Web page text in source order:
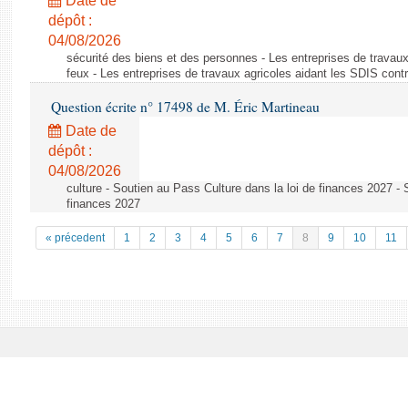
dépôt :
04/08/2026
sécurité des biens et des personnes - Les entreprises de
feux - Les entreprises de travaux agricoles aidant les SDIS
Question écrite n° 17498 de M. Éric Martineau
Date de
dépôt :
04/08/2026
culture - Soutien au Pass Culture dans la loi de finances 2027 -
finances 2027
« précedent 1 2 3 4 5 6 7 8 9 10 11